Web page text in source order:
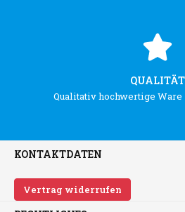
QUALITÄT
Qualitativ hochwertige
KONTAKTDATEN
Vertrag widerrufen